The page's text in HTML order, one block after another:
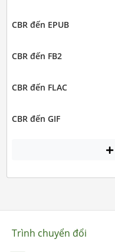
CBR đến EPUB
CBR đến FB2
CBR đến FLAC
CBR đến GIF
Trình chuyển đổi